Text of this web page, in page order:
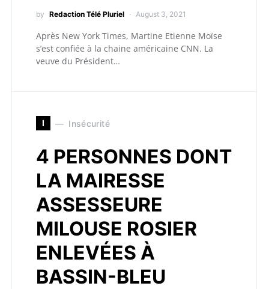
by Redaction Télé Pluriel August 3, 2021
Après New York Times, Martine Etienne Moïse
s’est confiée à la chaine américaine CNN. La
veuve du Président…
I Insécurité
4 PERSONNES DONT
LA MAIRESSE
ASSESSEURE
MILOUSE ROSIER
ENLEVÉES À
BASSIN-BLEU